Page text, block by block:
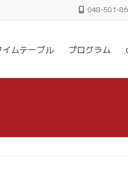
048-501-
イムテーブル プログラム